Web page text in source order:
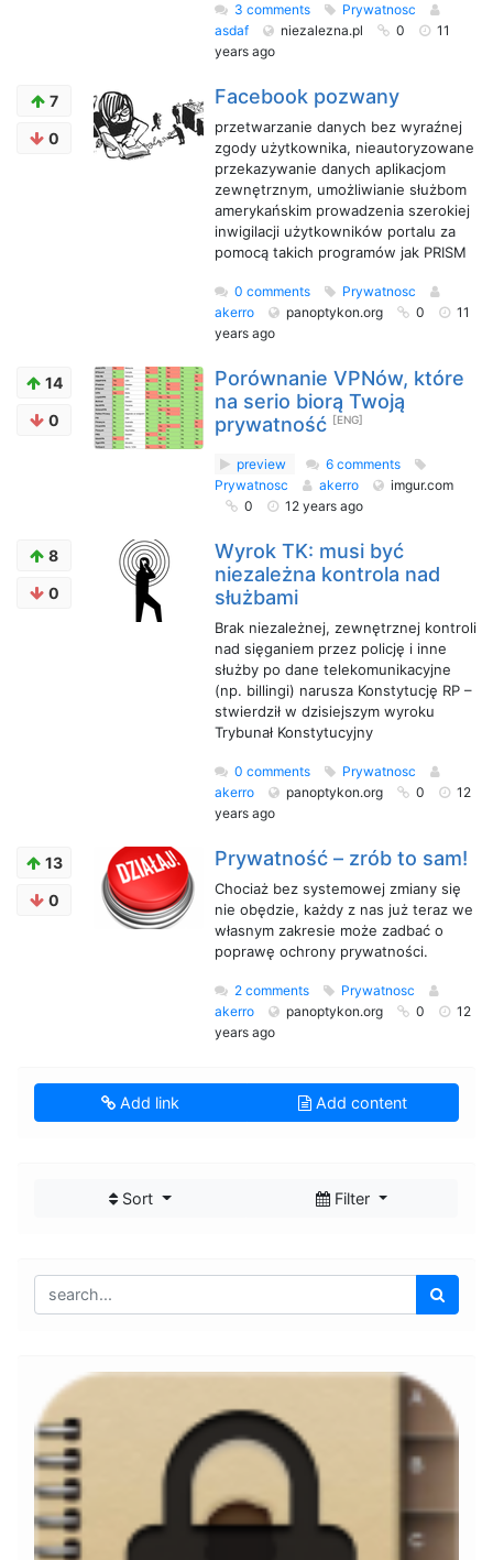
3 comments
Prywatnosc
asdaf
niezalezna.pl 0
11
years ago
7
0
Facebook pozwany
przetwarzanie danych bez wyraźnej
zgody użytkownika, nieautoryzowane
przekazywanie danych aplikacjom
zewnętrznym, umożliwianie służbom
amerykańskim prowadzenia szerokiej
inwigilacji użytkowników portalu za
pomocą takich programów jak PRISM
0 comments
Prywatnosc
akerro
panoptykon.org 0
11
years ago
14
0
Porównanie VPNów, które
na serio biorą Twoją
prywatność [ENG]
preview
6 comments
Prywatnosc
akerro
imgur.com
0
12 years ago
8
0
Wyrok TK: musi być
niezależna kontrola nad
służbami
Brak niezależnej, zewnętrznej kontroli
nad sięganiem przez policję i inne
służby po dane telekomunikacyjne
(np. billingi) narusza Konstytucję RP –
stwierdził w dzisiejszym wyroku
Trybunał Konstytucyjny
0 comments
Prywatnosc
akerro
panoptykon.org 0
12
years ago
13
0
Prywatność – zrób to sam!
Chociaż bez systemowej zmiany się
nie obędzie, każdy z nas już teraz we
własnym zakresie może zadbać o
poprawę ochrony prywatności.
2 comments
Prywatnosc
akerro
panoptykon.org 0
12
years ago
Add link Add content
Sort Filter